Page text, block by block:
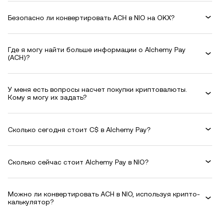
Безопасно ли конвертировать ACH в NIO на OKX?
Где я могу найти больше информации о Alchemy Pay
(ACH)?
У меня есть вопросы насчет покупки криптовалюты.
Кому я могу их задать?
Сколько сегодня стоит C$ в Alchemy Pay?
Сколько сейчас стоит Alchemy Pay в NIO?
Можно ли конвертировать ACH в NIO, используя крипто-
калькулятор?